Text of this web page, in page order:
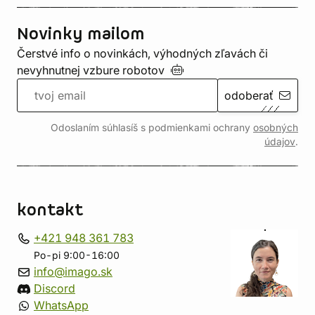
Novinky mailom
Čerstvé info o novinkách, výhodných zľavách či
nevyhnutnej vzbure robotov
odoberať
Odoslaním súhlasíš s podmienkami ochrany osobných
údajov.
kontakt
+421 948 361 783
Po-pi 9:00-16:00
info@imago.sk
Discord
WhatsApp